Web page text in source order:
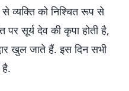
व्यक्ति को निश्चित रूप से
पर सूर्य देव की कृपा होती है,
खुल जाते हैं. इस दिन सभी
है.